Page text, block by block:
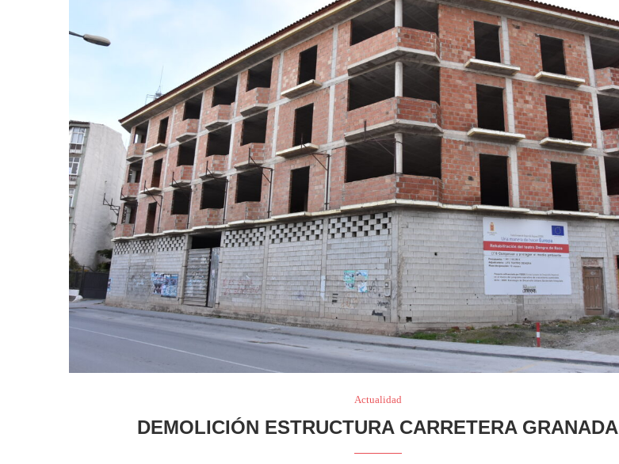
Actualidad
DEMOLICIÓN ESTRUCTURA CARRETERA GRANADA